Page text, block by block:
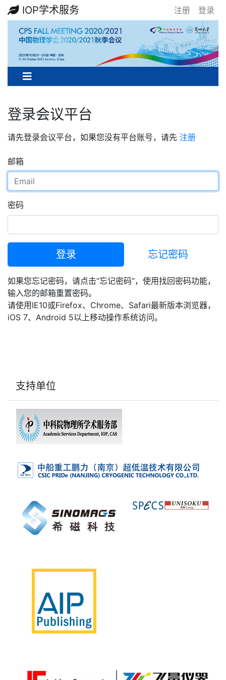
IOP学术服务 注册 登录
登录会议平台
请先登录会议平台，如果您没有平台账号，请先 注册
邮箱
密码
登录 忘记密码
如果您忘记密码，请点击“忘记密码”，使用找回密码功能，
输入您的邮箱重置密码。
请使用IE10或Firefox、Chrome、Safari最新版本浏览器，
iOS 7、Android 5以上移动操作系统访问。
支持单位